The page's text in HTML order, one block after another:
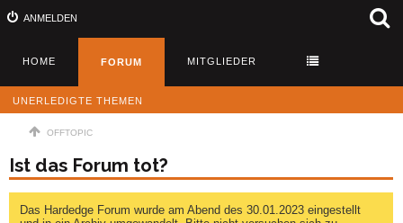
ANMELDEN
HOME FORUM MITGLIEDER
UNERLEDIGTE THEMEN
OFFTOPIC
Ist das Forum tot?
Das Hardedge Forum wurde am Abend des 30.01.2023 eingestellt